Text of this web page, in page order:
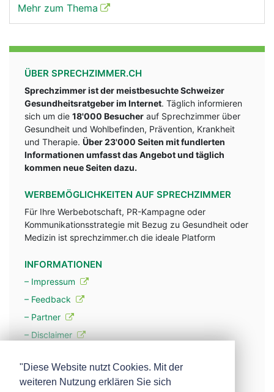
Mehr zum Thema
ÜBER SPRECHZIMMER.CH
Sprechzimmer ist der meistbesuchte Schweizer
Gesundheitsratgeber im Internet. Täglich informieren
sich um die 18'000 Besucher auf Sprechzimmer über
Gesundheit und Wohlbefinden, Prävention, Krankheit
und Therapie. Über 23'000 Seiten mit fundlerten
Informationen umfasst das Angebot und täglich
kommen neue Seiten dazu.
WERBEMÖGLICHKEITEN AUF SPRECHZIMMER
Für Ihre Werbebotschaft, PR-Kampagne oder
Kommunikationsstrategie mit Bezug zu Gesundheit oder
Medizin ist sprechzimmer.ch die ideale Platform
INFORMATIONEN
– Impressum
– Feedback
– Partner
– Disclaimer
– Werbung
"Diese Website nutzt Cookies. Mit der
weiteren Nutzung erklären Sie sich